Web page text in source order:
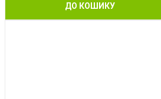
ДО КОШИКУ